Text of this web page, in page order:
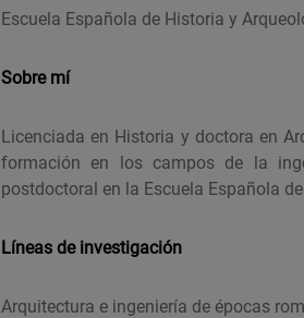
Escuela Española de Historia y
Sobre mí
Licenciada en Historia y doctora en
formación en los campos de la
postdoctoral en la Escuela Española
Líneas de investigación
Arquitectura e ingeniería de épocas